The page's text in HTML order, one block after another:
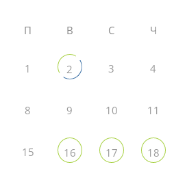
П В С Ч
1 2 3 4
8 9 10 11
15 16 17 18